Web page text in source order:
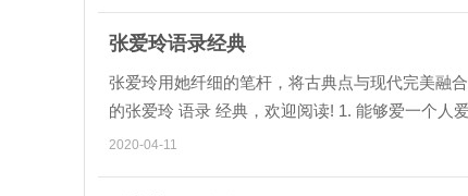
张爱玲语录经典
张爱玲用她纤细的笔杆，将古典点与现代完美融
的张爱玲 语录 经典，欢迎阅读! 1. 能够爱一个
的人，衣服是一种语言...
2020-04-11